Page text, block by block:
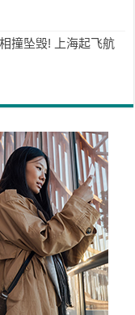
撞坠毁! 上海起飞航